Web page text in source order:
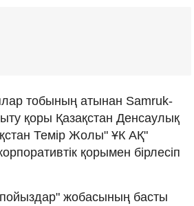
тобының атынан Samruk-
қоры Қазақстан Денсаулық
Темір Жолы" ҰК АҚ"
қорымен бірлесіп
пойыздар" жобасының басты